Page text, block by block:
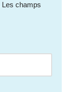
Les champs